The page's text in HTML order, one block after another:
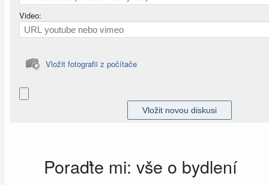
Video:
Vložit fotografii z počítače
Poraďte mi: vše o bydlení